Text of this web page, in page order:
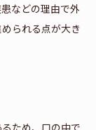
などの理由で外
られる点が大き
ため、口の中で